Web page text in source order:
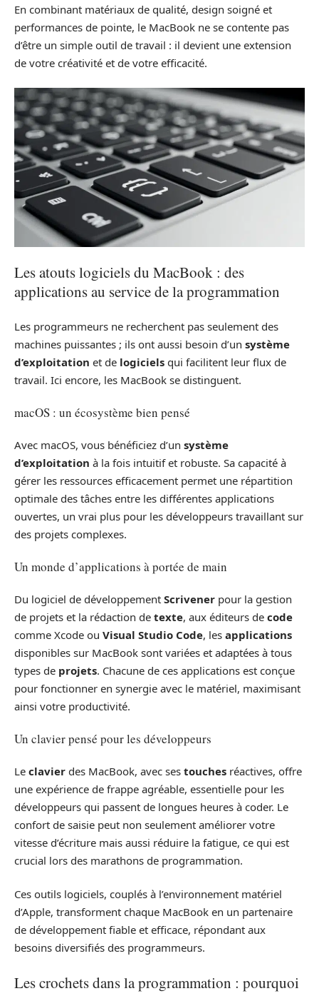
En combinant matériaux de qualité, design soigné et
performances de pointe, le MacBook ne se contente pas
d’être un simple outil de travail : il devient une extension
de votre créativité et de votre efficacité.
Les atouts logiciels du MacBook : des
applications au service de la programmation
Les programmeurs ne recherchent pas seulement des
machines puissantes ; ils ont aussi besoin d’un système
d’exploitation et de logiciels qui facilitent leur flux de
travail. Ici encore, les MacBook se distinguent.
macOS : un écosystème bien pensé
Avec macOS, vous bénéficiez d’un système
d’exploitation à la fois intuitif et robuste. Sa capacité à
gérer les ressources efficacement permet une répartition
optimale des tâches entre les différentes applications
ouvertes, un vrai plus pour les développeurs travaillant sur
des projets complexes.
Un monde d’applications à portée de main
Du logiciel de développement Scrivener pour la gestion
de projets et la rédaction de texte, aux éditeurs de code
comme Xcode ou Visual Studio Code, les applications
disponibles sur MacBook sont variées et adaptées à tous
types de projets. Chacune de ces applications est conçue
pour fonctionner en synergie avec le matériel, maximisant
ainsi votre productivité.
Un clavier pensé pour les développeurs
Le clavier des MacBook, avec ses touches réactives, offre
une expérience de frappe agréable, essentielle pour les
développeurs qui passent de longues heures à coder. Le
confort de saisie peut non seulement améliorer votre
vitesse d’écriture mais aussi réduire la fatigue, ce qui est
crucial lors des marathons de programmation.
Ces outils logiciels, couplés à l’environnement matériel
d’Apple, transforment chaque MacBook en un partenaire
de développement fiable et efficace, répondant aux
besoins diversifiés des programmeurs.
Les crochets dans la programmation : pourquoi